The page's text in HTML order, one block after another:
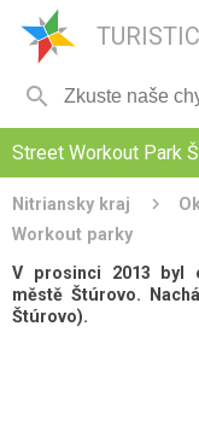

Street Workout Park
Nitriansky kraj
Workout parky
V prosinci 2013 byl
městě Štúrovo.
Štúrovo).